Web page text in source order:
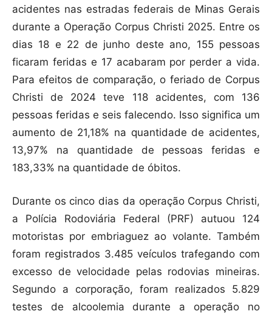
acidentes nas estradas federais de Minas Gerais
durante a Operação Corpus Christi 2025. Entre os
dias 18 e 22 de junho deste ano, 155 pessoas
ficaram feridas e 17 acabaram por perder a vida.
Para efeitos de comparação, o feriado de Corpus
Christi de 2024 teve 118 acidentes, com 136
pessoas feridas e seis falecendo. Isso significa um
aumento de 21,18% na quantidade de acidentes,
13,97% na quantidade de pessoas feridas e
183,33% na quantidade de óbitos.
Durante os cinco dias da operação Corpus Christi,
a Polícia Rodoviária Federal (PRF) autuou 124
motoristas por embriaguez ao volante. Também
foram registrados 3.485 veículos trafegando com
excesso de velocidade pelas rodovias mineiras.
Segundo a corporação, foram realizados 5.829
testes de alcoolemia durante a operação no